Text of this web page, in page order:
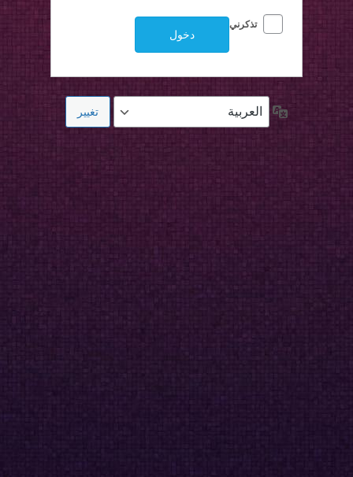
تذكرني
اللغة